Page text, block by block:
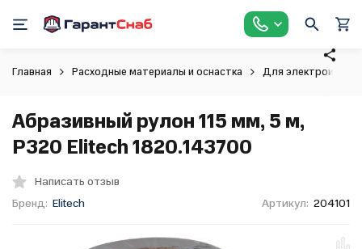
Главная Расходные материалы и оснастка Для
Абразивный рулон 115 мм, 5 м,
P320 Elitech 1820.143700
Написать отзыв
Бренд: Elitech Артикул: 204101